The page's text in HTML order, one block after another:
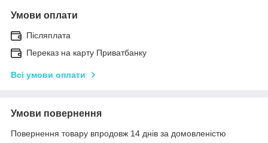
Умови оплати
Післяплата
Переказ на карту Приватбанку
Всі умови оплати
Умови повернення
Повернення товару впродовж 14 днів за домовленістю